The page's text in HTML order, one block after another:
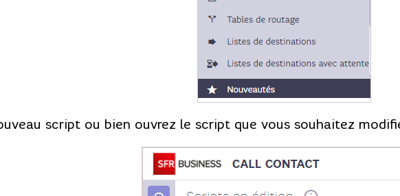
script ou bien ouvrez le script que vous souhaitez